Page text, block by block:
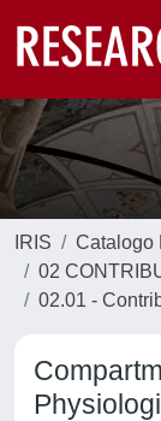
IRIS
Catalogo
02
02.01 -